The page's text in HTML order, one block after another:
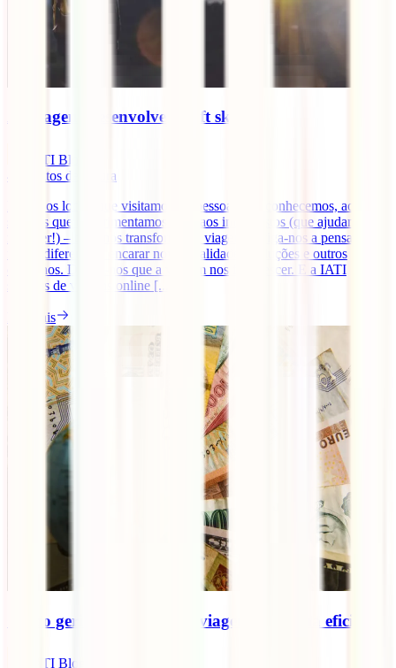
As viagens desenvolvem soft skills?
IATI Blog
minutos de leitura
Desde os locais que visitamos, às pessoas que conhecemos, aos
sabores que experimentamos e até aos imprevistos (que ajudamos a
resolver!) – tudo nos transforma. A viagem obriga-nos a pensar de
forma diferente, a encarar novas realidades, soluções e outros
caminhos. Dizem-nos que a viagem nos faz crescer. E a IATI
seguros de viagens online [...]
Ler mais
Como gerir o dinheiro em viagem de forma eficiente
IATI Blog